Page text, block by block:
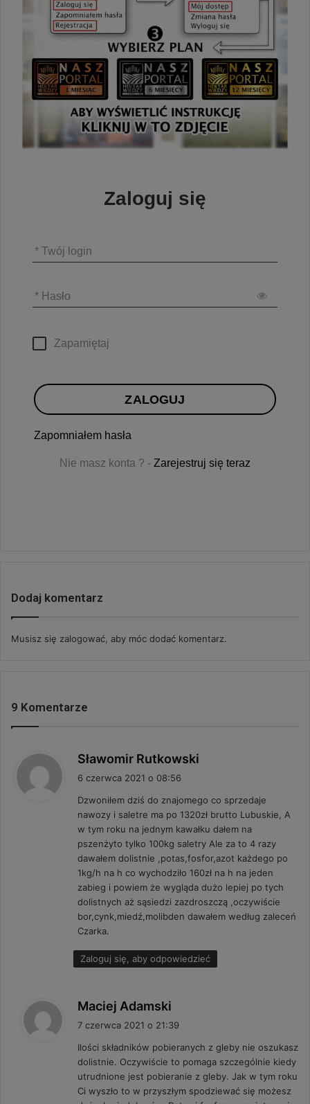
Zaloguj się
* Twój login
* Hasło
Zapamiętaj
ZALOGUJ
Zapomniałem hasła
Nie masz konta ? - Zarejestruj się teraz
Dodaj komentarz
Musisz się zalogować, aby móc dodać komentarz.
9 Komentarze
Sławomir Rutkowski
z
e
:
6 czerwca 2021 o 08:56
Dzwoniłem dziś do znajomego co sprzedaje
nawozy i saletre ma po 1320zł brutto Lubuskie, A
w tym roku na jednym kawałku dałem na
pszenżyto tylko 100kg saletry Ale za to 4 razy
dawałem dolistnie ,potas,fosfor,azot każdego po
1kg/h na h co wychodziło 160zł na h na jeden
zabieg i powiem że wygląda dużo lepiej po tych
dolistnych aż sąsiedzi zazdroszczą ,oczywiście
bor,cynk,miedź,molibden dawałem według zaleceń
Czarka.
Zaloguj się, aby odpowiedzieć
Maciej Adamski
i
z
e
:
7 czerwca 2021 o 21:39
Ilości składników pobieranych z gleby nie oszukasz
dolistnie. Oczywiście to pomaga szczególnie kiedy
utrudnione jest pobieranie z gleby. Jak w tym roku
Ci wyszło to w przyszłym spodziewać się możesz